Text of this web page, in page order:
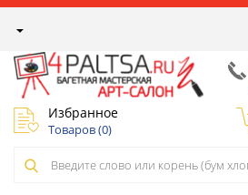
Избранное
Товаров (0)